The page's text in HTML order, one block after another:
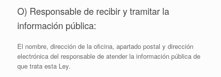
O) Responsable de recibir y tramitar la
información pública:
El nombre, dirección de la oficina, apartado postal y dirección
electrónica del responsable de atender la información pública de
que trata esta Ley.